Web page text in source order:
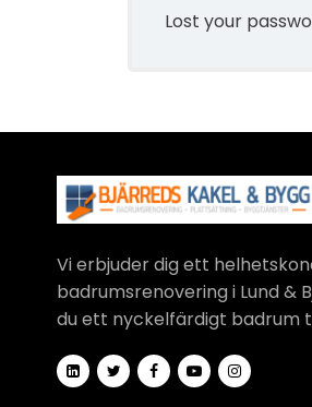
Lost your
Vi erbjuder dig ett
badrumsrenovering i Lund &
du ett nyckelfärdigt badrum